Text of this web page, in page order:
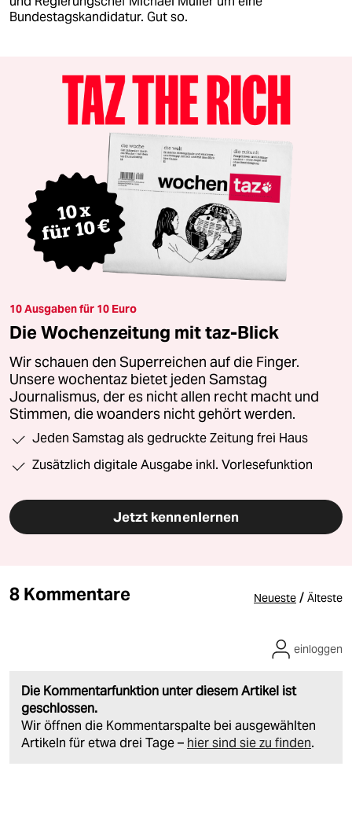
Bundestagskandidatur. Gut so.
10 Ausgaben für 10 Euro
Die Wochenzeitung mit taz-Blick
Wir schauen den Superreichen auf die Finger.
Unsere wochentaz bietet jeden Samstag
Journalismus, der es nicht allen recht macht und
Stimmen, die woanders nicht gehört werden.
Jeden Samstag als gedruckte Zeitung frei Haus
Zusätzlich digitale Ausgabe inkl. Vorlesefunktion
Jetzt kennenlernen
8 Kommentare Neueste / Älteste
Die Kommentarfunktion unter diesem Artikel ist
geschlossen.
Wir öffnen die Kommentarspalte bei ausgewählten
Artikeln für etwa drei Tage – hier sind sie zu finden.
einloggen